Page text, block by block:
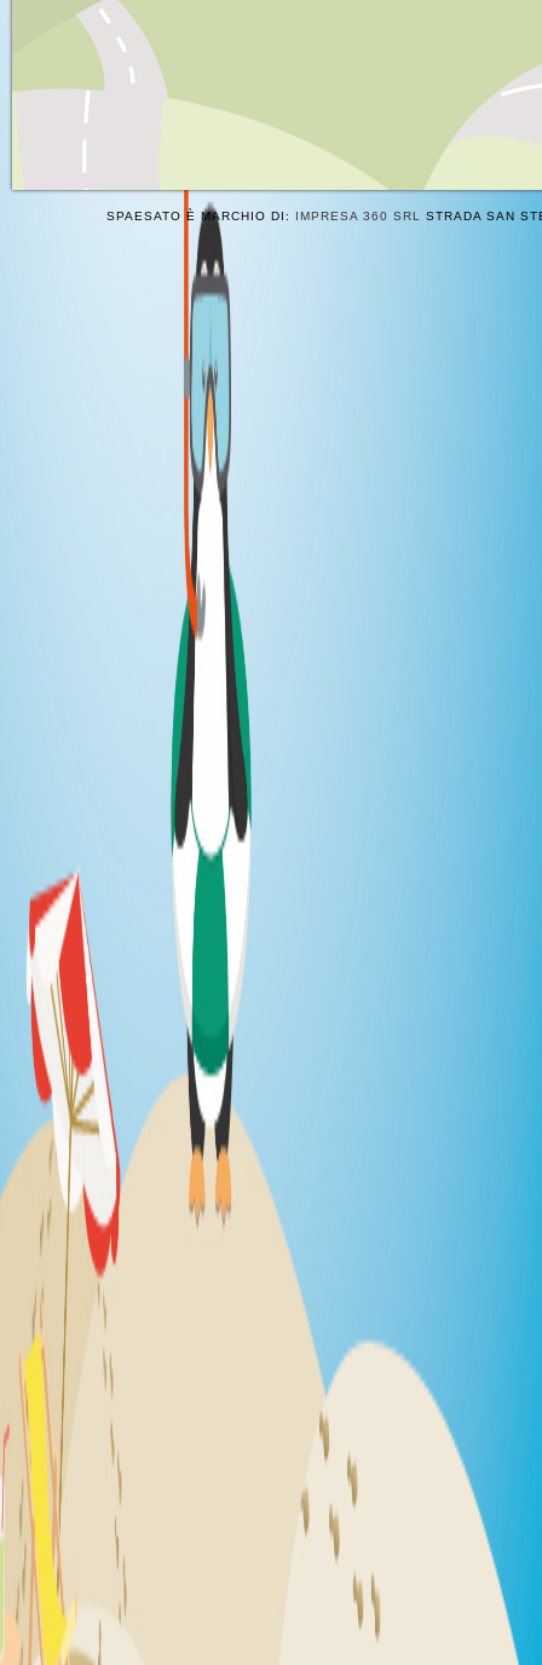
SPAESATO È MARCHIO DI: IMPRESA 360 SRL STRADA SAN